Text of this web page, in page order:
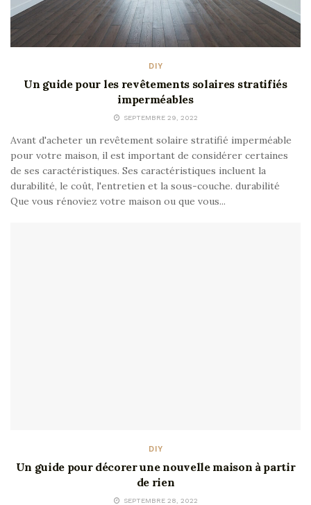
DIY
Un guide pour les revêtements solaires stratifiés
imperméables
SEPTEMBRE 29, 2022
Avant d'acheter un revêtement solaire stratifié imperméable
pour votre maison, il est important de considérer certaines
de ses caractéristiques. Ses caractéristiques incluent la
durabilité, le coût, l'entretien et la sous-couche. durabilité
Que vous rénoviez votre maison ou que vous...
DIY
Un guide pour décorer une nouvelle maison à partir
de rien
SEPTEMBRE 28, 2022